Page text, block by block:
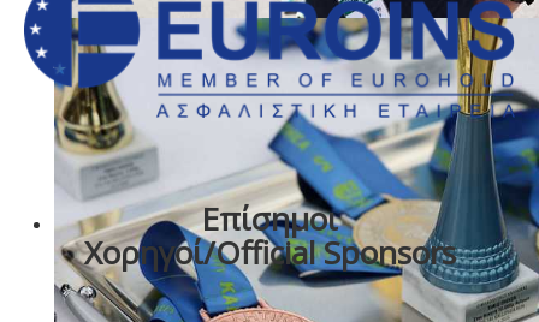
Επίσημοι
Χορηγοί/Official Sponsors